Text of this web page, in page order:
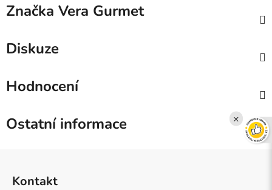
×
Značka Vera Gurmet
Diskuze
Hodnocení
Ostatní informace
Kontakt